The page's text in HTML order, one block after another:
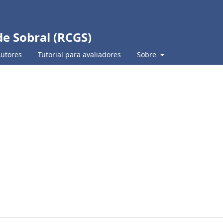
Sobral (RCGS)
Tutorial para avaliadores Sobre